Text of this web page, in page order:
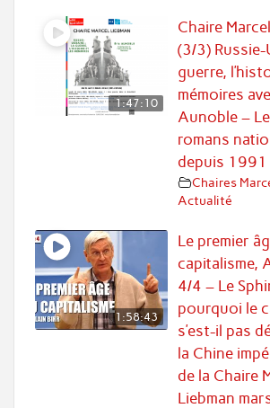
1:47:10
Chaire
(3/3) Russie-
guerre,
mémoires
Aunoble –
romans
depuis 1991
Chaires
Actualité
1:58:43
Le premier
capitalisme,
4/4 – Le
pourquoi le
s’est-il pas
la Chine
de la Chaire
Liebman